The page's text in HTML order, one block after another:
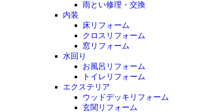
雨とい修理・交換
内装
床リフォーム
クロスリフォーム
窓リフォーム
水回り
お風呂リフォーム
トイレリフォーム
エクステリア
ウッドデッキリフォーム
玄関リフォーム